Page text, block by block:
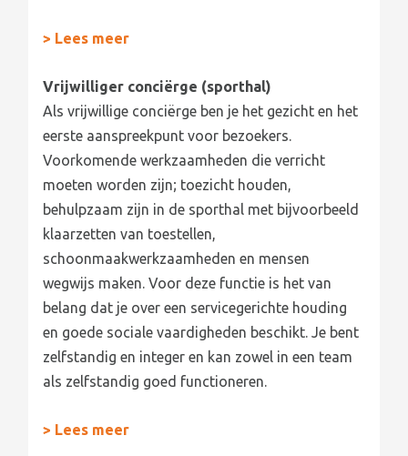
> Lees meer
Vrijwilliger conciërge (sporthal)
Als vrijwillige conciërge ben je het gezicht en het
eerste aanspreekpunt voor bezoekers.
Voorkomende werkzaamheden die verricht
moeten worden zijn; toezicht houden,
behulpzaam zijn in de sporthal met bijvoorbeeld
klaarzetten van toestellen,
schoonmaakwerkzaamheden en mensen
wegwijs maken. Voor deze functie is het van
belang dat je over een servicegerichte houding
en goede sociale vaardigheden beschikt. Je bent
zelfstandig en integer en kan zowel in een team
als zelfstandig goed functioneren.
> Lees meer